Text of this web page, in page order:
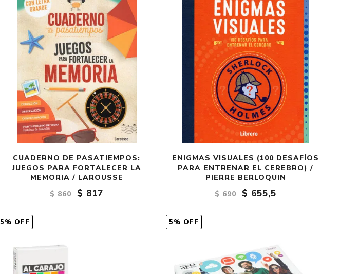
Crónica
Negocios
Ingenio
Ensayo
Ver todo
CUADERNO DE PASATIEMPOS:
JUEGOS PARA FORTALECER LA
MEMORIA / LAROUSSE
$ 860
$ 817
ENIGMAS VISUALES (100 DESAFÍOS
PARA ENTRENAR EL CEREBRO) /
PIERRE BERLOQUIN
$ 690
$ 655,5
5% OFF 5% OFF